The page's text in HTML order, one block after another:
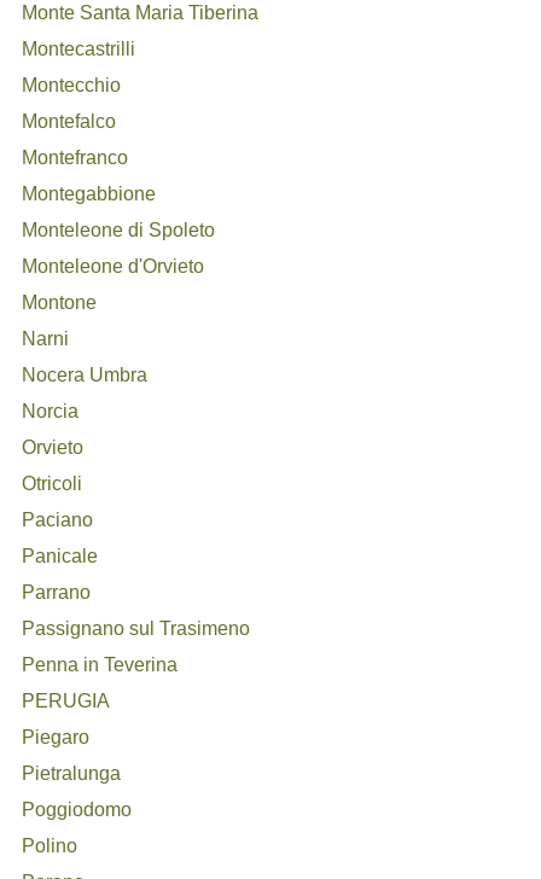
Monte Santa Maria Tiberina
Montecastrilli
Montecchio
Montefalco
Montefranco
Montegabbione
Monteleone di Spoleto
Monteleone d'Orvieto
Montone
Narni
Nocera Umbra
Norcia
Orvieto
Otricoli
Paciano
Panicale
Parrano
Passignano sul Trasimeno
Penna in Teverina
PERUGIA
Piegaro
Pietralunga
Poggiodomo
Polino